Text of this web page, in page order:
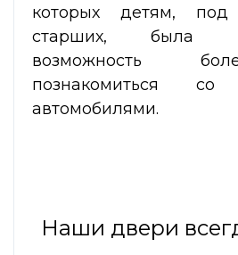
которых детям, под
старших, была
возможность
познакомиться со
автомобилями.
Наши двери